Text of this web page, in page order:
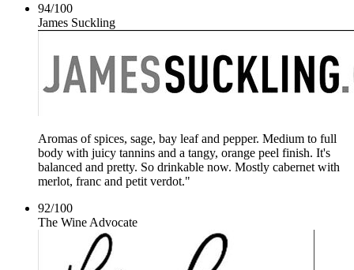
94/100
James Suckling
Aromas of spices, sage, bay leaf and pepper. Medium to full
body with juicy tannins and a tangy, orange peel finish. It's
balanced and pretty. So drinkable now. Mostly cabernet with
merlot, franc and petit verdot."
92/100
The Wine Advocate